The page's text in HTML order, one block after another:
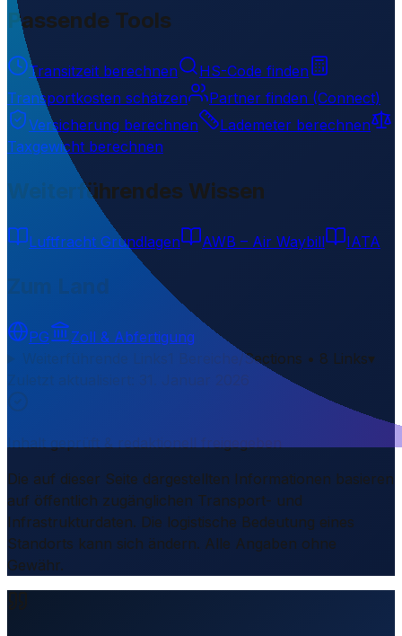
Passende Tools
Transitzeit berechnen
HS-Code finden
Transportkosten schätzen
Partner finden (Connect)
Versicherung berechnen
Lademeter berechnen
Taxgewicht berechnen
Weiterführendes Wissen
Luftfracht Grundlagen AWB – Air Waybill IATA
PG
Zoll & Abfertigung
1 Bereiche/Sections • 8 Links▾
Die auf dieser Seite dargestellten Informationen basieren
auf öffentlich zugänglichen Transport- und
Infrastrukturdaten. Die logistische Bedeutung eines
Standorts kann sich ändern. Alle Angaben ohne
Gewähr.